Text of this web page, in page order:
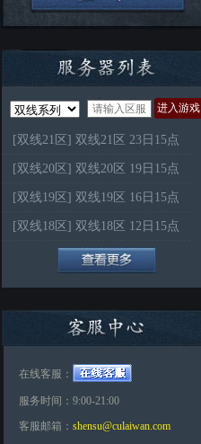
进入游戏
[双线21区] 双线21区 23日15点
[双线20区] 双线20区 19日15点
[双线19区] 双线19区 16日15点
[双线18区] 双线18区 12日15点
在线客服：
服务时间：9:00-21:00
客服邮箱： shensu@culaiwan.com